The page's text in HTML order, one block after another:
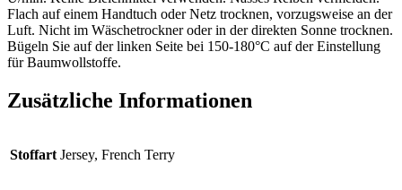
Flach auf einem Handtuch oder Netz trocknen, vorzugsweise an der
Luft. Nicht im Wäschetrockner oder in der direkten Sonne trocknen.
Bügeln Sie auf der linken Seite bei 150-180°C auf der Einstellung
für Baumwollstoffe.
Zusätzliche Informationen
Stoffart Jersey, French Terry